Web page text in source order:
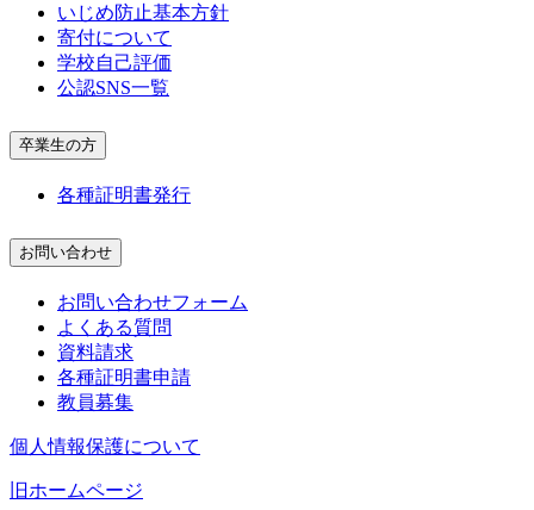
いじめ防止基本方針
寄付について
学校自己評価
公認SNS一覧
卒業生の方
各種証明書発行
お問い合わせ
お問い合わせフォーム
よくある質問
資料請求
各種証明書申請
教員募集
個人情報保護について
旧ホームページ